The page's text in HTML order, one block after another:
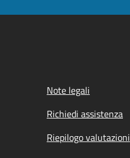
Note legali
Richiedi assistenza
Riepilogo valutazioni